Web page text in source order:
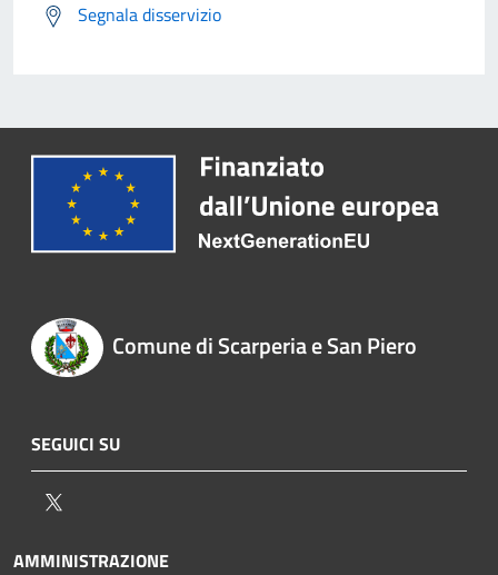
Segnala disservizio
Comune di Scarperia e San Piero
SEGUICI SU
AMMINISTRAZIONE